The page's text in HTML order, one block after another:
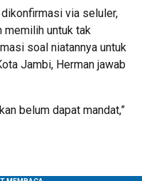
via seluler,
memilih untuk tak
soal niatannya untuk
Jambi, Herman jawab
belum dapat mandat,”